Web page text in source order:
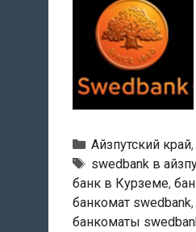
Рубрики
Айзпутский край,
Тэги
swedbank в
банк в Курземе,
банкомат swedbank,
банкоматы